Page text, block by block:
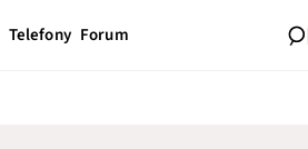
Telefony Forum